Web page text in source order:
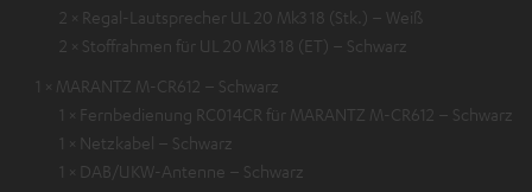
2 × Regal-Lautsprecher UL 20 Mk3 18 (Stk.) – Weiß
2 × Stoffrahmen für UL 20 Mk3 18 (ET) – Schwarz
1 × MARANTZ M-CR612 – Schwarz
1 × Fernbedienung RC014CR für MARANTZ M-CR612 – Schwarz
1 × Netzkabel – Schwarz
1 × DAB/UKW-Antenne – Schwarz